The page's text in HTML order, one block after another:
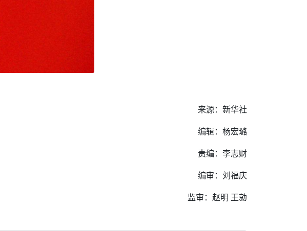
来源：新华社
编辑：杨宏璐
责编：李志财
编审：刘福庆
监审：赵明 王勍